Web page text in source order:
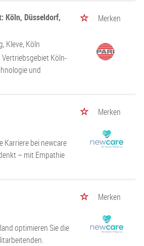
Köln, Düsseldorf, Merken
Kleve, Köln
Köln-
und
Merken
bei newcare
– mit Empathie
Merken
optimieren Sie die